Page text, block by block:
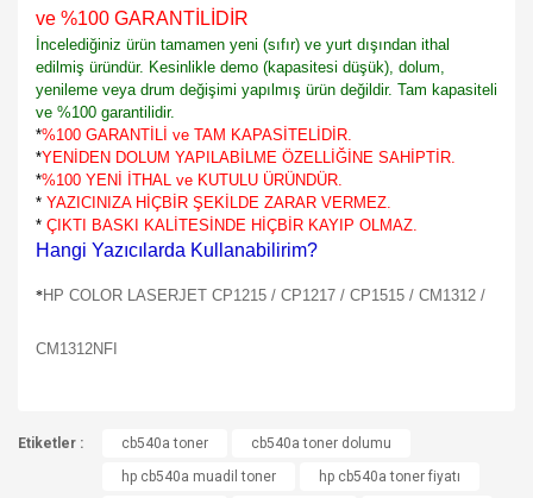
ve %100 GARANTİLİDİR
İncelediğiniz ürün tamamen yeni (sıfır) ve yurt dışından ithal
edilmiş üründür. Kesinlikle demo (kapasitesi düşük), dolum,
yenileme veya drum değişimi yapılmış ürün değildir. Tam kapasiteli
ve %100 garantilidir.
*%100 GARANTİLİ ve TAM KAPASİTELİDİR.
*YENİDEN DOLUM YAPILABİLME ÖZELLİĞİNE SAHİPTİR.
*%100 YENİ İTHAL ve KUTULU ÜRÜNDÜR.
* YAZICINIZA HİÇBİR ŞEKİLDE ZARAR VERMEZ.
* ÇIKTI BASKI KALİTESİNDE HİÇBİR KAYIP OLMAZ.
Hangi Yazıcılarda Kullanabilirim?
*HP COLOR LASERJET CP1215 / CP1217 / CP1515 / CM1312 /
CM1312NFI
konularda yetersiz gördüğünüz noktaları öneri formunu
kullanarak tarafımıza iletebilirsiniz.
Görüş ve önerileriniz için teşekkür ederiz.
Etiketler : cb540a toner
cb540a toner dolumu
hp cb540a muadil toner
hp cb540a toner fiyatı